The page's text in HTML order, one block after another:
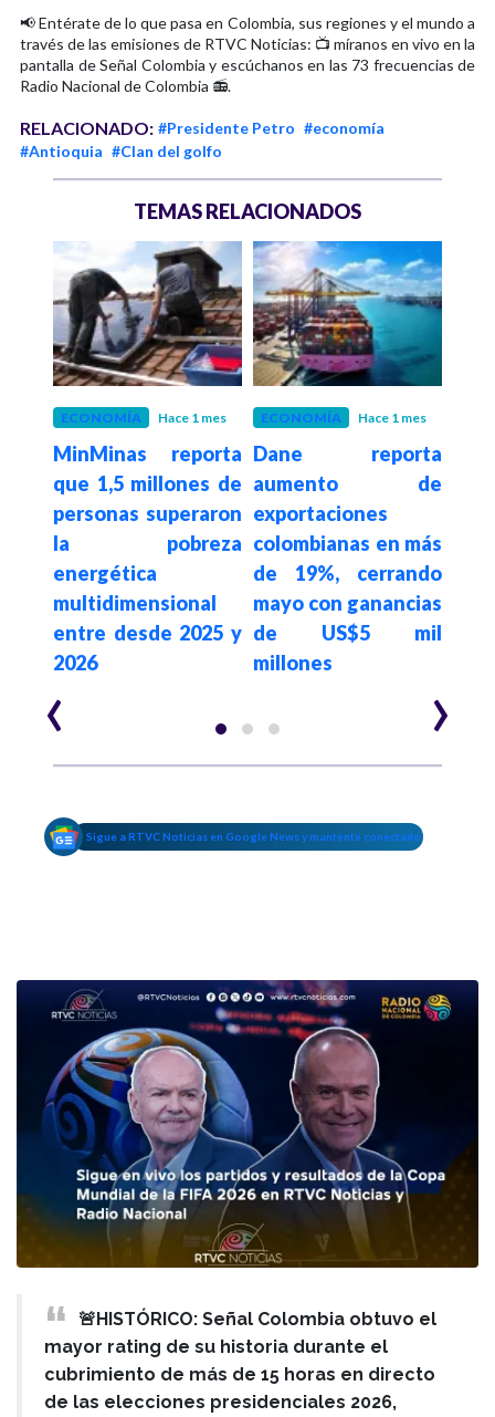
📢 Entérate de lo que pasa en Colombia, sus regiones y el mundo a
través de las emisiones de RTVC Noticias: 📺 míranos en vivo en la
pantalla de Señal Colombia y escúchanos en las 73 frecuencias de
Radio Nacional de Colombia 📻.
RELACIONADO: #Presidente Petro #economía
#Antioquia #Clan del golfo
TEMAS RELACIONADOS
ECONOMÍA Hace 1 mes
MinMinas reporta
que 1,5 millones de
personas superaron
la pobreza
energética
multidimensional
entre desde 2025 y
2026
ECONOMÍA Hace 1 mes
Dane reporta
aumento de
exportaciones
colombianas en más
de 19%, cerrando
mayo con ganancias
de US$5 mil
millones
‹ ›
Sigue a RTVC Noticias en Google News y mantente conectado
🚨HISTÓRICO: Señal Colombia obtuvo el
mayor rating de su historia durante el
cubrimiento de más de 15 horas en directo
de las elecciones presidenciales 2026,